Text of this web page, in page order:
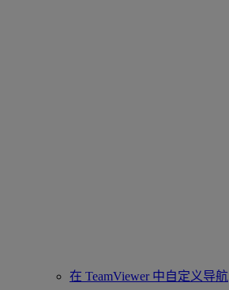
在 TeamViewer 中自定义导航